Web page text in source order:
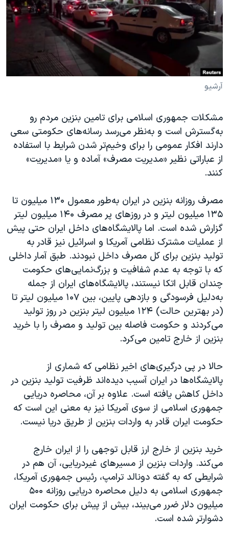
فرهنگ و زندگی
حقوق شهروندی
اقتصادی
علم و فناوری
اسرائیل در جنگ
آرشیو پخش زنده
مستندها
انتخابات ریاست جمهوری آمریکا ۲۰۲۴
حمله جمهوری اسلامی به اسرائیل
رمز مهسا
ورزش زنان در ایران
مجموعه مستندهای دادخواهی
تریبونال مردمی آبان ۹۸
دادگاه حمید نوری
چهل سال گروگان‌گیری
اعتراضات مردمی آبان ۹۸
اسرائیل در جنگ
نرگس محمدی برنده جایزه نوبل صلح
همایش محافظه‌کاران آمریکا «سی‌پک»
صفحه‌های ویژه
سفر پرزیدنت ترامپ به چین
دنبال کنید
زبانهای مختلف
آرشیو
مشکلات جمهوری اسلامی برای تامین بنزین مردم رو
به‌گسترش است و به‌نظر می‌رسد رسانه‌های حکومتی سعی
دارند افکار عمومی را برای وخیم‌تر شدن شرایط با استفاده
از عباراتی نظیر «مدیریت مصرف» آماده و یا «مدیریت»
کنند.
مصرف روزانه بنزین در ایران به‌طور معمول ۱۳۰ میلیون تا
۱۳۵ میلیون لیتر و در روزهای پر مصرف ۱۴۰ میلیون لیتر
گزارش شده است. اما پالایشگاه‌های داخل ایران حتی پیش
از عملیات مشترک نظامی آمریکا و اسرائيل نیز قادر به
تولید بنزین برای کل مصرف داخل نبودند. طبق آمار داخلی
که با توجه به عدم شفافیت و بزرگ‌نمایی‌های حکومت
چندان قابل اتکا نیستند، پالایشگاه‌های ایران از جمله
به‌دلیل فرسودگی و بازدهی پایین، بین ۱۰۷ میلیون لیتر تا
(در بهترین حالت) ۱۲۴ میلیون لیتر بنزین در روز تولید
می‌کردند و حکومت فاصله بین تولید و مصرف را با خرید
بنزین از خارج تامین می‌کرد.
حالا در پی درگیری‌های اخیر نظامی که شماری از
پالایشگاه‌ها در ایران آسیب دیده‌اند ظرفیت تولید بنزین در
داخل کاهش یافته است. علاوه بر آن، محاصره دریایی
جمهوری اسلامی از سوی آمریکا نیز به معنی این است که
حکومت ایران قادر به واردات بنزین از طریق دریا نیست.
خرید بنزین از خارج ارز قابل توجهی را از ایران خارج
می‌کند. واردات بنزین از مسیرهای غیردریایی، آن هم در
شرایطی که به گفته دونالد ترامپ، رئیس جمهوری آمریکا،
جمهوری اسلامی به دلیل محاصره دریایی روزانه ۵۰۰
میلیون دلار ضرر می‌بیند، بیش از پیش برای حکومت ایران
دشوارتر شده است.